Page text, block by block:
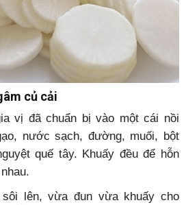
củ cải
vị đã chuẩn bị vào một cái nồi
nước sạch, đường, muối, bột
quế tây. Khuấy đều để hỗn
lên, vừa đun vừa khuấy cho